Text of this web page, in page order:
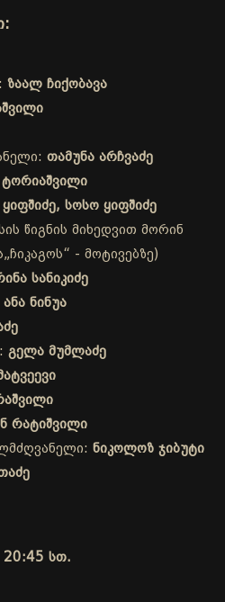
ზაალ ჩიქობავა
თამუნა არჩვაძე
სოსო ყიფშიძე
წიგნის მიხედვით მორინ
- მოტივებზე)
სანიკიძე
ანა ნინუა
გელა მუმლაძე
რატიშვილი
ნიკოლოზ ჯიბუტი
20:45 სთ.